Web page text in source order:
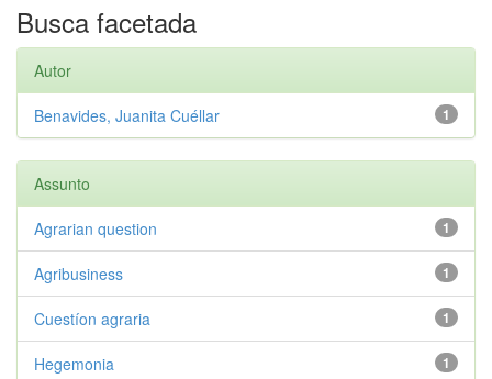
Busca facetada
Autor
1
Benavides, Juanita Cuéllar
Assunto
1
Agrarian question
1
Agribusiness
1
Cuestíon agraria
1
Hegemonia